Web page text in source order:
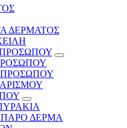
ΔΕΡΜΑΤΟΣ
ΔΕΡΜΑ